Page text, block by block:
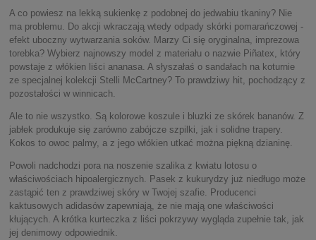
A co powiesz na lekką sukienkę z podobnej do jedwabiu tkaniny? Nie
ma problemu. Do akcji wkraczają wtedy odpady skórki pomarańczowej -
efekt uboczny wytwarzania soków. Marzy Ci się oryginalna, imprezowa
torebka? Wybierz najnowszy model z materiału o nazwie Piñatex, który
powstaje z włókien liści ananasa. A słyszałaś o sandałach na koturnie
ze specjalnej kolekcji Stelli McCartney? To prawdziwy hit, pochodzący z
pozostałości w winnicach.
Ale to nie wszystko. Są kolorowe koszule i bluzki ze skórek bananów. Z
jabłek produkuje się zarówno zabójcze szpilki, jak i solidne trapery.
Kokos to owoc palmy, a z jego włókien utkać można piękną dzianinę.
Powoli nadchodzi pora na noszenie szalika z kwiatu lotosu o
właściwościach hipoalergicznych. Pasek z kukurydzy już niedługo może
zastąpić ten z prawdziwej skóry w Twojej szafie. Producenci
kaktusowych adidasów zapewniają, że nie mają one właściwości
kłujących. A krótka kurteczka z liści pokrzywy wygląda zupełnie tak, jak
jej denimowy odpowiednik.